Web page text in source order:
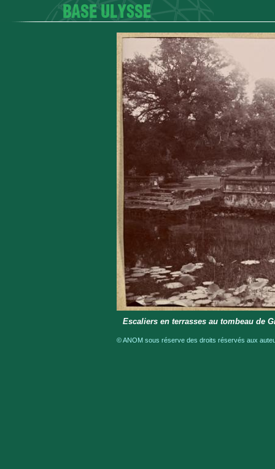
Escaliers en terrasses au tombeau de
© ANOM sous réserve des droits réservés aux